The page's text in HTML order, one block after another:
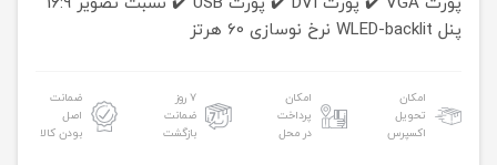
پنل WLED-backlit نرخ نوسازی 60 هرتز
امکان
تحویل
اکسپرس
امکان
پرداخت
در محل
۷ روز
ضمانت
بازگشت
ضمانت
اصل
بودن کالا